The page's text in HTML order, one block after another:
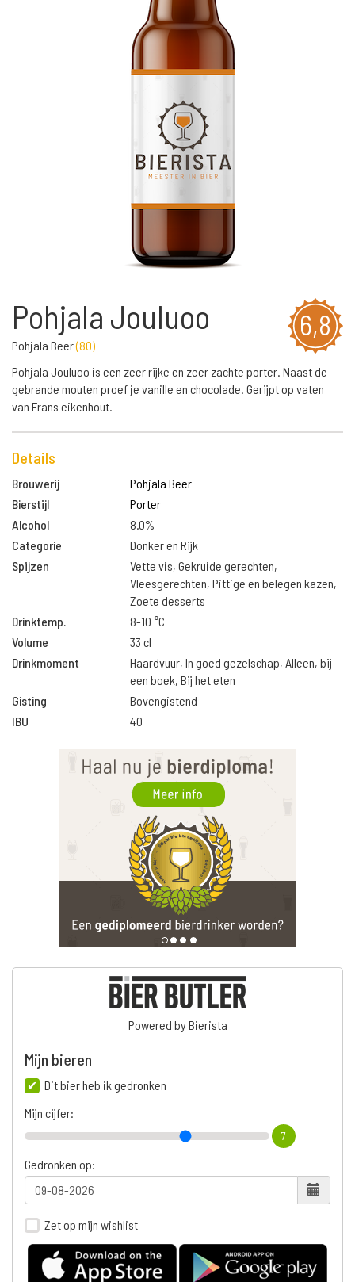
6,8
Pohjala Jouluoo
Pohjala Beer(80)
Pohjala Jouluoo is een zeer rijke en zeer zachte porter. Naast de
gebrande mouten proef je vanille en chocolade. Gerijpt op vaten
van Frans eikenhout.
Details
Brouwerij
Pohjala Beer
Bierstijl
Porter
Alcohol
8.0%
Categorie
Donker en Rijk
Spijzen
Vette vis, Gekruide gerechten,
Vleesgerechten, Pittige en belegen kazen,
Zoete desserts
Drinktemp.
8-10 °C
Volume
33 cl
Drinkmoment
Haardvuur, In goed gezelschap, Alleen, bij
een boek, Bij het eten
Gisting
Bovengistend
IBU
40
Powered by Bierista
Mijn bieren
Dit bier heb ik gedronken
Mijn cijfer:
7
Gedronken op:
Zet op mijn wishlist